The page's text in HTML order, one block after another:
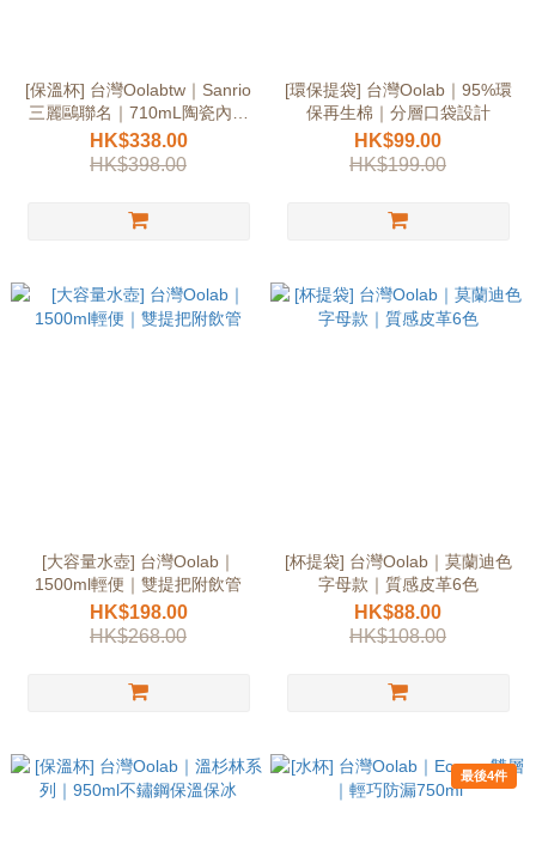
[保溫杯] 台灣Oolabtw｜Sanrio
三麗鷗聯名｜710mL陶瓷內膽
保溫保冰
HK$338.00
HK$398.00
[環保提袋] 台灣Oolab｜95%環
保再生棉｜分層口袋設計
HK$99.00
HK$199.00
[大容量水壺] 台灣Oolab｜
1500ml輕便｜雙提把附飲管
HK$198.00
HK$268.00
[杯提袋] 台灣Oolab｜莫蘭迪色
字母款｜質感皮革6色
HK$88.00
HK$108.00
最後4件